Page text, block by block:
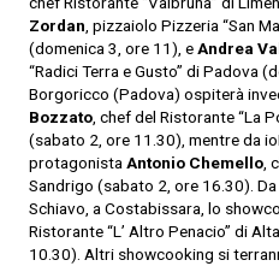
Zordan, pizzaiolo Pizzeria “San
(domenica 3, ore 11), eAndrea
“Radici Terra e Gusto” di Padova
Borgoricco (Padova) ospiterà
Bozzato, chef del Ristorante “La
(sabato 2, ore 11.30), mentre da
protagonistaAntonio Chemello,
Sandrigo (sabato 2, ore 16.30).
Schiavo, a Costabissara, lo
Ristorante “L’ Altro Penacio” di
10.30). Altri showcooking si